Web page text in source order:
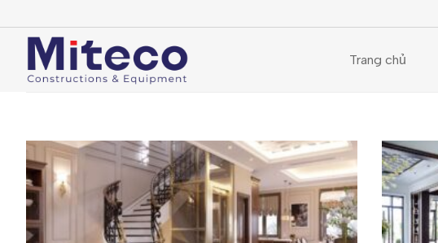
to
content
Trang chủ